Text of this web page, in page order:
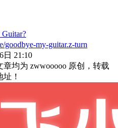
goodbye-my-guitar.z-turn
日 21:10
章均为 zwwooooo 原创，转载
！